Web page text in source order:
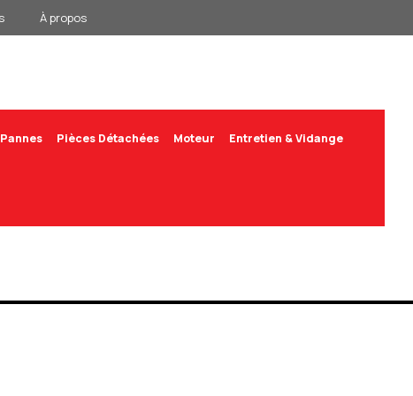
À propos
Pièces Détachées Moteur Entretien & Vidange